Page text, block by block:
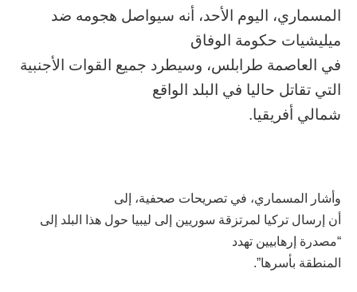
المسماري، اليوم الأحد، أنه سيواصل هجومه ضد
ميليشيات حكومة الوفاق
في العاصمة طرابلس، وسيطرد جميع القوات الأجنبية
التي تقاتل حاليا في البلد الواقع
شمالي أفريقيا.
وأشار المسماري، في تصريحات صحفية، إلى
أن إرسال تركيا لمرتزقة سوريين إلى ليبيا حول هذا البلد إلى
“مصدرة إرهابيين تهدد
المنطقة بأسرها”.